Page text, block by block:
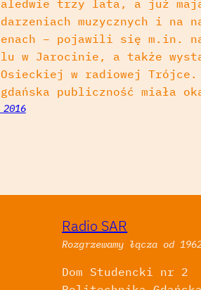
trzy lata, a już mają
muzycznych i na
– pojawili się m.in.
w Jarocinie, a także
w radiowej Trójce.
publiczność miała
Radio SAR
Rozgrzewamy łącza od
Dom Studencki nr 2